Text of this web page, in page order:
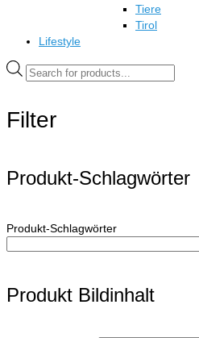
Tiere
Tirol
Lifestyle
Products
search
Filter
Produkt-Schlagwörter
Produkt-Schlagwörter
Produkt Bildinhalt